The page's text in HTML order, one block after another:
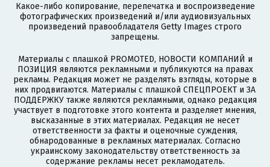
Какое-либо копирование, перепечатка и воспроизведение
фотографических произведений и/или аудиовизуальных
произведений правообладателя Getty Images строго
запрещены.
Материалы с плашкой PROMOTED, НОВОСТИ КОМПАНИЙ и
ПОЗИЦИЯ являются рекламными и публикуются на правах
рекламы. Редакция может не разделять взгляды, которые в
них продвигаются. Материалы с плашкой СПЕЦПРОЕКТ и ЗА
ПОДДЕРЖКУ также являются рекламными, однако редакция
участвует в подготовке этого контента и разделяет мнения,
высказанные в этих материалах. Редакция не несет
ответственности за факты и оценочные суждения,
обнародованные в рекламных материалах. Согласно
украинскому законодательству ответственность за
содержание рекламы несет рекламодатель.